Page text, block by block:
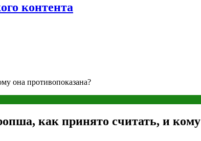
контента
она противопоказана?
как принято считать, и кому